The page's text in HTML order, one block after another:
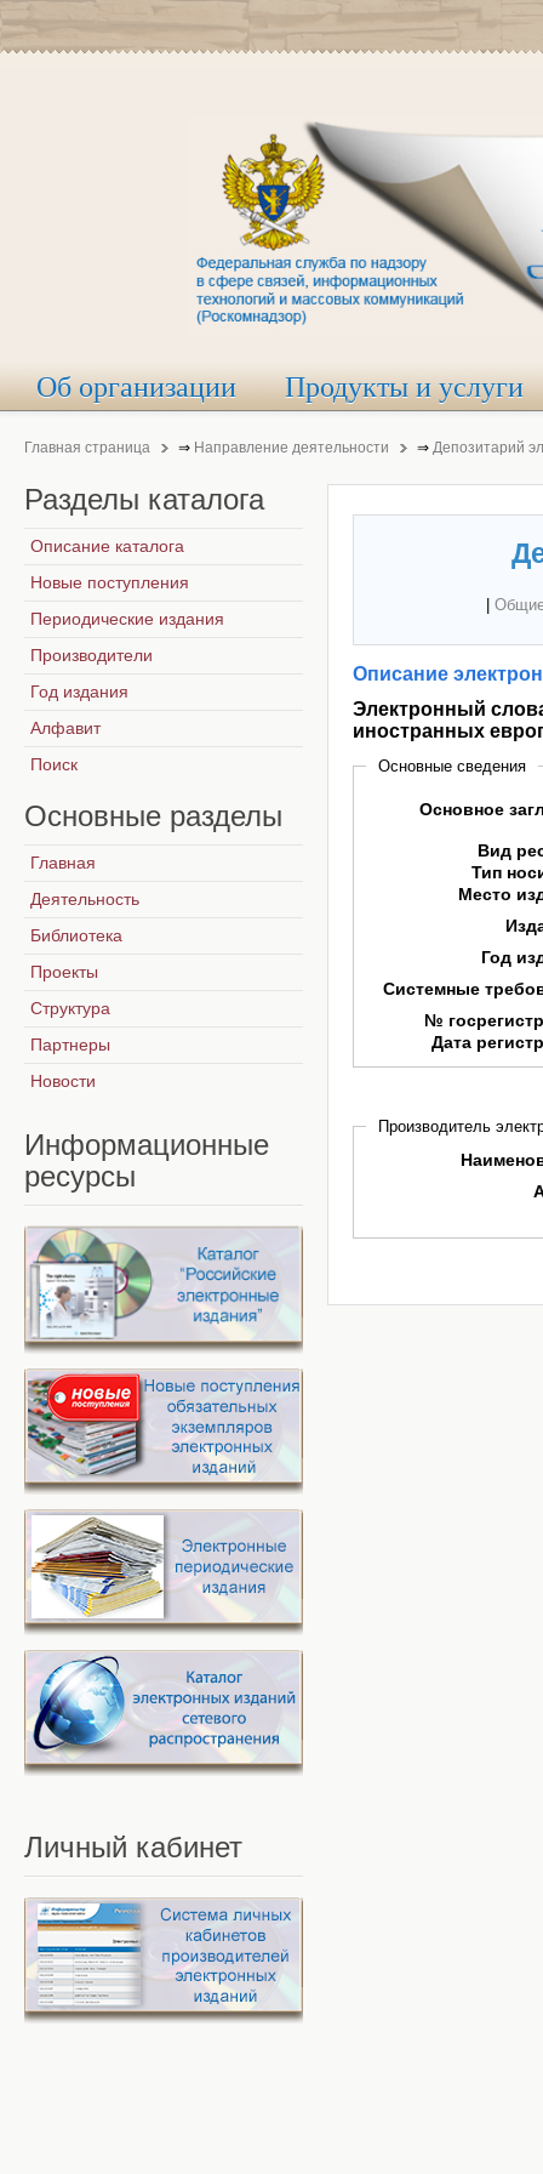
Об организации Продукты и услуги
Главная страница ⇒ Направление деятельности ⇒ Депозитарий
Описание
Электронный
иностранных
Основные сведения
Основное
Вид
Тип
Место
Год
Системные
№
Дата
Производитель
Разделы каталога
Описание каталога
Новые поступления
Периодические издания
Производители
Год издания
Алфавит
Поиск
Основные разделы
Главная
Деятельность
Библиотека
Проекты
Структура
Партнеры
Новости
Информационные
ресурсы
Личный кабинет